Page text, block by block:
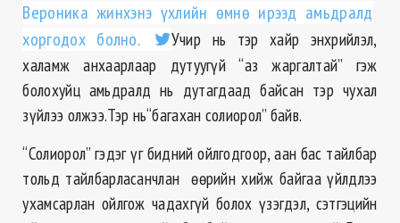
Вероника жинхэнэ үхлийн өмнө ирээд амьдралд
хоргодох болно.
Учир нь тэр хайр энхрийлэл,
халамж анхаарлаар дутуугүй “аз жаргалтай” гэж
болохуйц амьдралд нь дутагдаад байсан тэр чухал
зүйлээ олжээ.Тэр нь“багахан солиорол” байв.
“Солиорол” гэдэг үг бидний ойлгодгоор, аан бас тайлбар
тольд тайлбарласанчлан өөрийн хийж байгаа үйлдлээ
ухамсарлан ойлгож чадахгүй болох үзэгдэл, сэтгэцийн